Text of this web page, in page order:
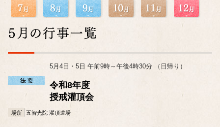
5月4日・5日 午前9時～午後4時30分 （日帰り）
令和8年度
授戒灌頂会
場所 五智光院 灌頂道場